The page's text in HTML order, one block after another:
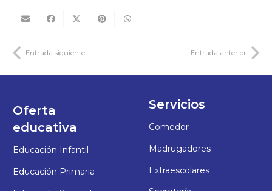
Entrada siguiente Entrada anterior
Oferta
educativa
Educación Infantil
Educación Primaria
Servicios
Comedor
Madrugadores
Extraescolares